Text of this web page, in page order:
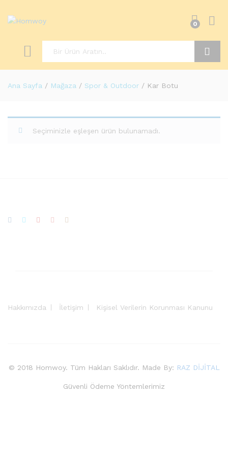
0
Ana Sayfa / Mağaza / Spor & Outdoor / Kar Botu
Seçiminizle eşleşen ürün bulunamadı.
Hakkımızda İletişim Kişisel Verilerin Korunması Kanunu
© 2018 Homwoy. Tüm Hakları Saklıdır. Made By: RAZ DİJİTAL
Güvenli Ödeme Yöntemlerimiz